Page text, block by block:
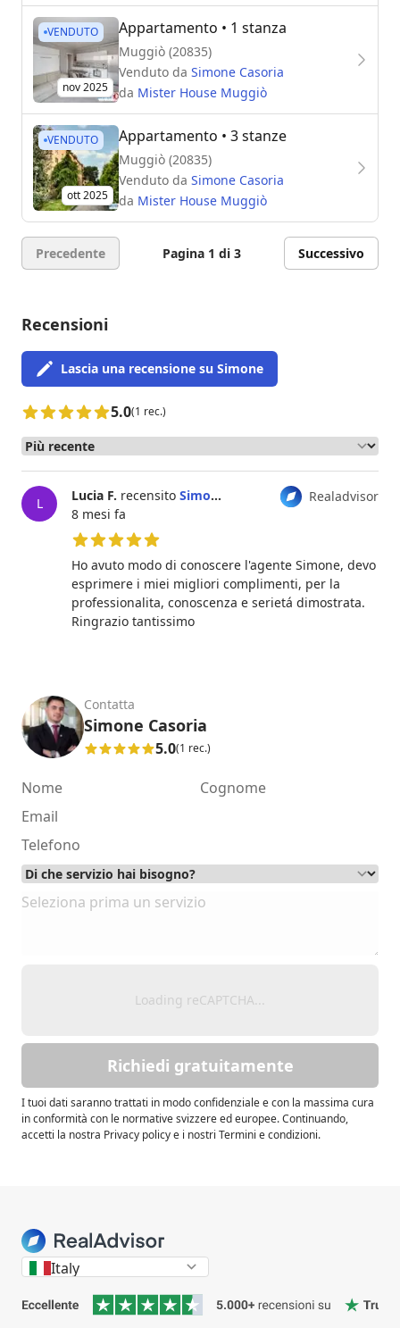
VENDUTO
nov 2025
Appartamento • 1 stanza
Muggiò (20835)
Venduto da Simone Casoria
da Mister House Muggiò
VENDUTO
ott 2025
Appartamento • 3 stanze
Muggiò (20835)
Venduto da Simone Casoria
da Mister House Muggiò
Precedente Pagina 1 di 3 Successivo
Recensioni
Lascia una recensione su Simone
5.0(1 rec.)
L Realadvisor
Lucia F. recensito Simone Casoria
8 mesi fa
Ho avuto modo di conoscere l'agente Simone, devo
esprimere i miei migliori complimenti, per la
professionalita, conoscenza e serietá dimostrata.
Ringrazio tantissimo
Contatta
Simone Casoria
5.0(1 rec.)
Loading reCAPTCHA...
Richiedi gratuitamente
I tuoi dati saranno trattati in modo confidenziale e con la massima cura
in conformità con le normative svizzere ed europee. Continuando,
accetti la nostra Privacy policy e i nostri Termini e condizioni.
Italy